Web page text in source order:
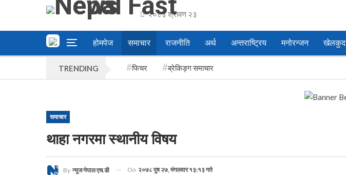
२०८३ श्रावण २३
होमपेज समाचार राजनीति अर्थ अन्तराष्ट्रिय मनोरन्जन खेलकुद
TRENDING फिचर ब्रेकिङ्ग समाचार
समाचार
थाहा नगरमा स्थानीय विषय
By न्युज नेपाल एच.डी On २०७८ पुष २७, मंगलवार १३:१३ गते